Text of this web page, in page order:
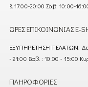
& 17:00-20:00 Σαβ: 10:00-
ΏΡΕΣ ΕΠΙΚΟΙΝΩΝΊΑΣ E-
ΕΞΥΠΗΡΈΤΗΣΗ ΠΕΛΑΤΏΝ:
- 21:00 Σαβ. : 10:00 - 15:00
ΠΛΗΡΟΦΟΡΊΕΣ